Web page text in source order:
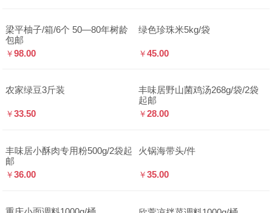
梁平柚子/箱/6个 50—80年树龄
包邮
￥ 98.00
绿色珍珠米5kg/袋
￥45.00
农家绿豆3斤装
￥ 33.50
丰味居野山菌鸡汤268g/袋/2袋
起邮
￥28.00
丰味居小酥肉专用粉500g/2袋起
邮
￥ 36.00
火锅海带头/件
￥35.00